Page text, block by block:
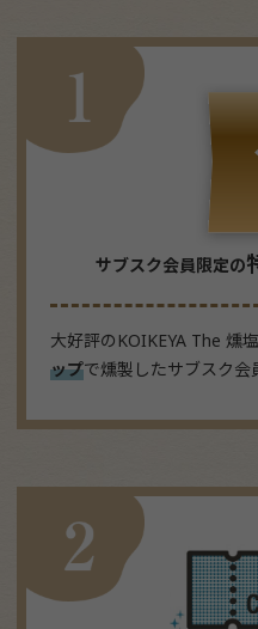
サブスク会員限定の
大好評のKOIKEYA The 燻
ップで燻製したサブスク